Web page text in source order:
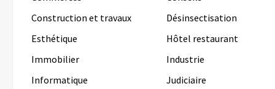
Construction et travaux
Désinsectisation
Esthétique
Hôtel restaurant
Immobilier
Industrie
Informatique
Judiciaire